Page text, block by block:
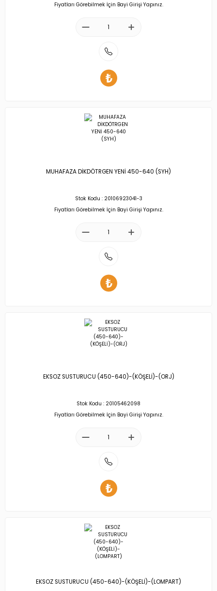
Fiyatları Görebilmek İçin Bayi Girişi Yapınız.
MUHAFAZA DİKDÖTRGEN YENİ 450-640 (SYH)
Stok Kodu : 20106923041-3
Fiyatları Görebilmek İçin Bayi Girişi Yapınız.
EKSOZ SUSTURUCU (450-640)-(KÖŞELİ)-(ORJ)
Stok Kodu : 20105462098
Fiyatları Görebilmek İçin Bayi Girişi Yapınız.
EKSOZ SUSTURUCU (450-640)-(KÖŞELİ)-(LOMPART)